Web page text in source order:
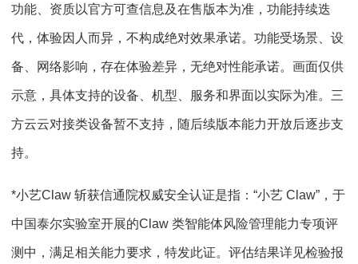
功能、资质以官方可查信息及在售版本为准，功能持续迭
代，体验因人而异，不构成绝对效果承诺。功能受场景、设
备、网络影响，存在体验差异，无绝对性能承诺。画面仅供
示意，具体支持的设备、机型、服务和界⾯以实际为准。三
方云云对接类设备暂不支持，随后续版本能力开放后逐步支
持。
*小艺Claw 斩获信通院权威安全认证是指：“小艺 Claw”，于
中国泰尔实验室开展的Claw 类智能体风险管理能力专项评
测中，满足相关能力要求，特发此证。评估结果详见检验报